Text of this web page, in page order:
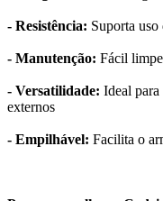
- Resistência: Suporta
- Manutenção: Fácil
- Versatilidade: Ideal para
externos
- Empilhável: Facilita o